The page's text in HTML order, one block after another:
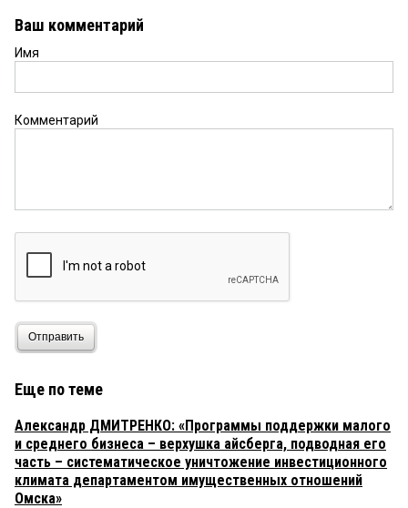
Ваш комментарий
Имя
Комментарий
Отправить
Еще по теме
Александр ДМИТРЕНКО: «Программы поддержки малого
и среднего бизнеса – верхушка айсберга, подводная его
часть – систематическое уничтожение инвестиционного
климата департаментом имущественных отношений
Омска»